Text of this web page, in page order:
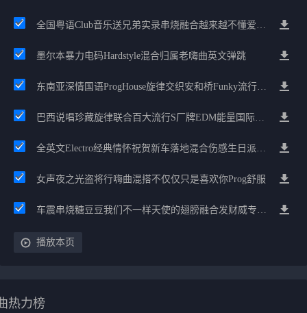
全国粤语Club音乐送兄弟实录串烧融合越来越不懂爱的哲学遗憾专辑
墨尔本暴力电码Hardstyle混合归属老嗨曲英文弹跳
东南亚深情国语ProgHouse旋律交织安和桥Funky流行情怀串烧
巴西说唱珍藏旋律联合百大流行S厂牌EDM能量国际电音串烧
全英文Electro经典情怀祝贺新车落地混合伤感生日派对中文Club串烧
女声夜之光盗将行嗨曲混搭不仅仅只是喜欢你Prog舒服
车震串烧糖豆豆我们不一样天使的翅膀融合发财威专属金边太空仓节奏
播放本页
热力榜